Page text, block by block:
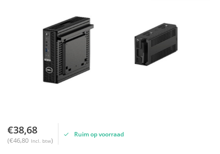
€38,68
(€46,80 Incl. btw)
Ruim op voorraad